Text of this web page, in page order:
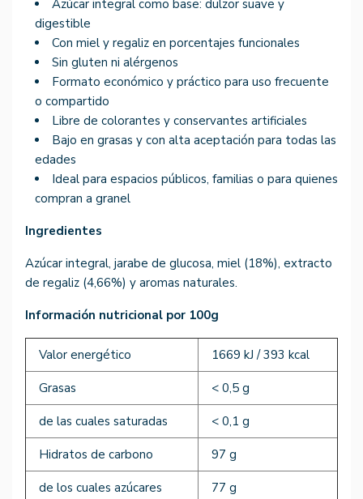
Azúcar integral como base: dulzor suave y
digestible
Con miel y regaliz en porcentajes funcionales
Sin gluten ni alérgenos
Formato económico y práctico para uso frecuente
o compartido
Libre de colorantes y conservantes artificiales
Bajo en grasas y con alta aceptación para todas las
edades
Ideal para espacios públicos, familias o para quienes
compran a granel
Ingredientes
Azúcar integral, jarabe de glucosa, miel (18%), extracto
de regaliz (4,66%) y aromas naturales.
Información nutricional por 100g
Valor energético 1669 kJ / 393 kcal
Grasas < 0,5 g
de las cuales saturadas < 0,1 g
Hidratos de carbono 97 g
de los cuales azúcares 77 g